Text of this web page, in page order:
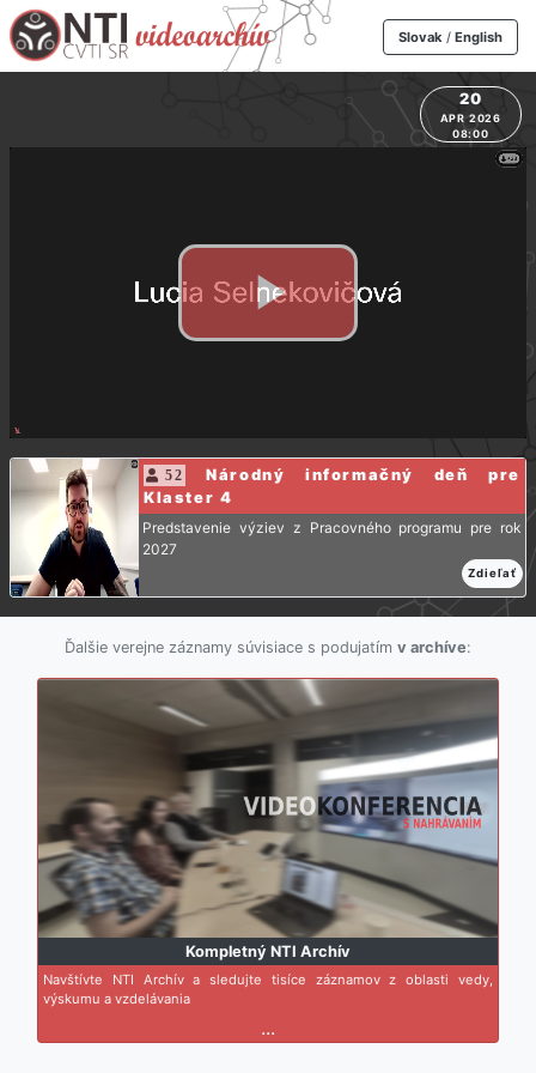
Slovak/ English
20
APR 2026
08:00
52
Národný informačný deň pre
Klaster 4
Predstavenie výziev z Pracovného programu pre rok
2027
Zdieľať
Ďalšie verejne záznamy súvisiace s podujatím v archíve:
Kompletný NTI Archív
Navštívte NTI Archív a sledujte tisíce záznamov z oblasti vedy,
výskumu a vzdelávania
...